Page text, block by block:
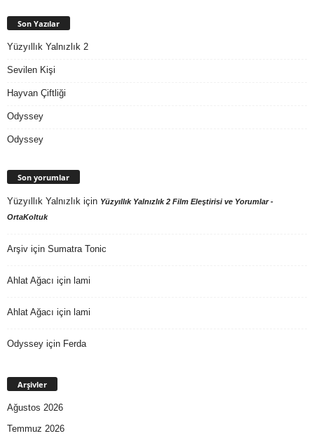
Son Yazılar
Yüzyıllık Yalnızlık 2
Sevilen Kişi
Hayvan Çiftliği
Odyssey
Odyssey
Son yorumlar
Yüzyıllık Yalnızlık için Yüzyıllık Yalnızlık 2 Film Eleştirisi ve Yorumlar -
OrtaKoltuk
Arşiv için Sumatra Tonic
Ahlat Ağacı için lami
Ahlat Ağacı için lami
Odyssey için Ferda
Arşivler
Ağustos 2026
Temmuz 2026